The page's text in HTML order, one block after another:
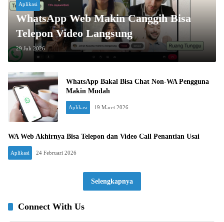
Aplikasi
WhatsApp Web Makin Canggih Bisa
Telepon Video Langsung
29 Juli 2026
WhatsApp Bakal Bisa Chat Non-WA Pengguna
Makin Mudah
Aplikasi 19 Maret 2026
WA Web Akhirnya Bisa Telepon dan Video Call Penantian Usai
Aplikasi 24 Februari 2026
Selengkapnya
Connect With Us